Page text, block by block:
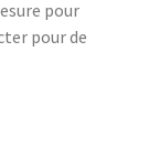
pour
pour de